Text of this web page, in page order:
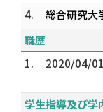
4.
総合研究大
職歴
1.
2020/04/
学生指導及び学